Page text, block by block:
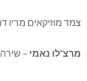
צמד מוזיקאים מריו
מרצ’לו נאמי –